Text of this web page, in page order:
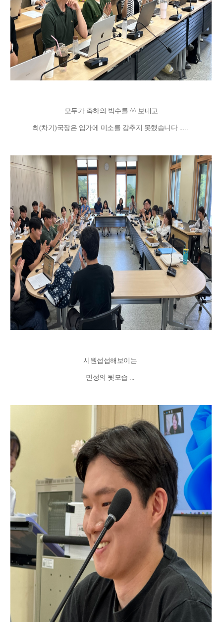
모두가 축하의 박수를 ^^ 보내고
최(차기)국장은 입가에 미소를 감추지 못했습니다 .....
시원섭섭해보이는
민성의 뒷모습 ...